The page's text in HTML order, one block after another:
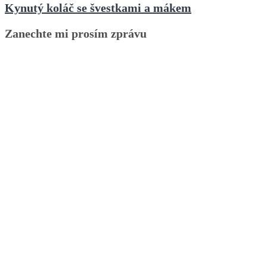
Kynutý koláč se švestkami a mákem
Zanechte mi prosím zprávu